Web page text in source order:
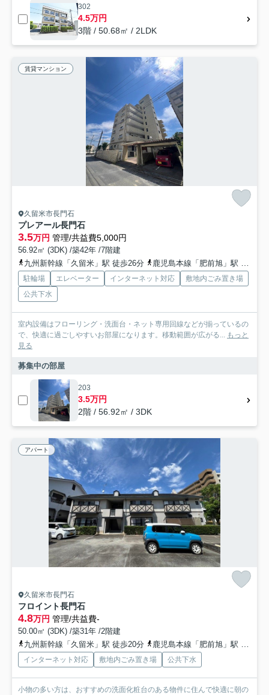
302
4.5万円
3階 / 50.68㎡ / 2LDK
賃貸マンション
久留米市長門石
プレアール長門石
3.5万円 管理/共益費5,000円
56.92㎡ (3DK) /築42年 /7階建
九州新幹線「久留米」駅 徒歩26分
鹿児島本線「肥前旭」駅 徒歩44分
駐輪場 エレベーター インターネット対応
敷地内ごみ置き場
公共下水
室内設備はフローリング・洗面台・ネット専用回線などが揃っているの
で、快適に過ごしやすいお部屋になります。移動範囲が広がる... もっと
見る
募集中の部屋
203
3.5万円
2階 / 56.92㎡ / 3DK
アパート
久留米市長門石
フロイント長門石
4.8万円 管理/共益費-
50.00㎡ (3DK) /築31年 /2階建
九州新幹線「久留米」駅 徒歩20分
鹿児島本線「肥前旭」駅 徒歩40分
インターネット対応 敷地内ごみ置き場 公共下水
小物の多い方は、おすすめの洗面化粧台のある物件に住んで快適に朝の